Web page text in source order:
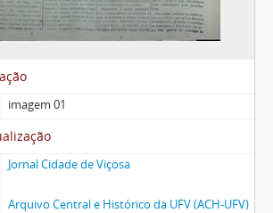
imagem 01
Jornal Cidade de Viçosa
Arquivo Central e Histórico da UFV (ACH-UFV)